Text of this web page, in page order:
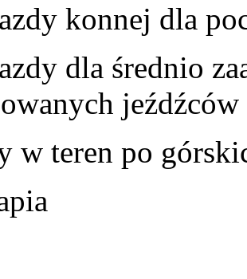
konnej dla
dla średnio
w teren po